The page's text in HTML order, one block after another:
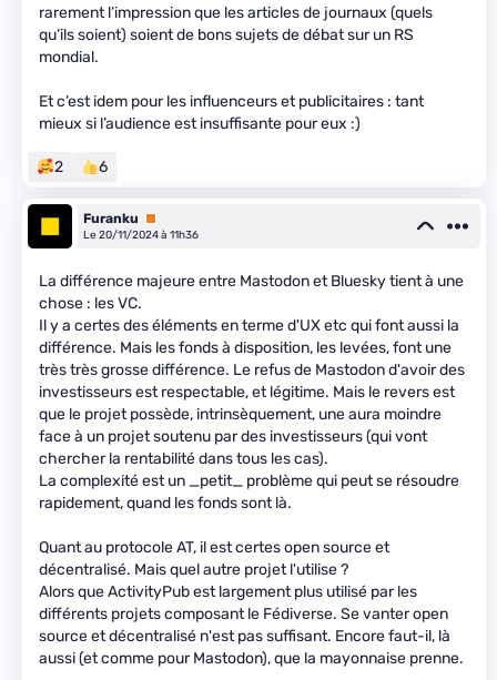
rarement l’impression que les articles de journaux (quels
qu’ils soient) soient de bons sujets de débat sur un RS
mondial.
Et c’est idem pour les influenceurs et publicitaires : tant
mieux si l’audience est insuffisante pour eux :)
2 6
Furanku
Premium
Le 20/11/2024 à 11h36
La différence majeure entre Mastodon et Bluesky tient à une
chose : les VC.
Il y a certes des éléments en terme d'UX etc qui font aussi la
différence. Mais les fonds à disposition, les levées, font une
très très grosse différence. Le refus de Mastodon d'avoir des
investisseurs est respectable, et légitime. Mais le revers est
que le projet possède, intrinsèquement, une aura moindre
face à un projet soutenu par des investisseurs (qui vont
chercher la rentabilité dans tous les cas).
La complexité est un _petit_ problème qui peut se résoudre
rapidement, quand les fonds sont là.
Quant au protocole AT, il est certes open source et
décentralisé. Mais quel autre projet l'utilise ?
Alors que ActivityPub est largement plus utilisé par les
différents projets composant le Fédiverse. Se vanter open
source et décentralisé n'est pas suffisant. Encore faut-il, là
aussi (et comme pour Mastodon), que la mayonnaise prenne.